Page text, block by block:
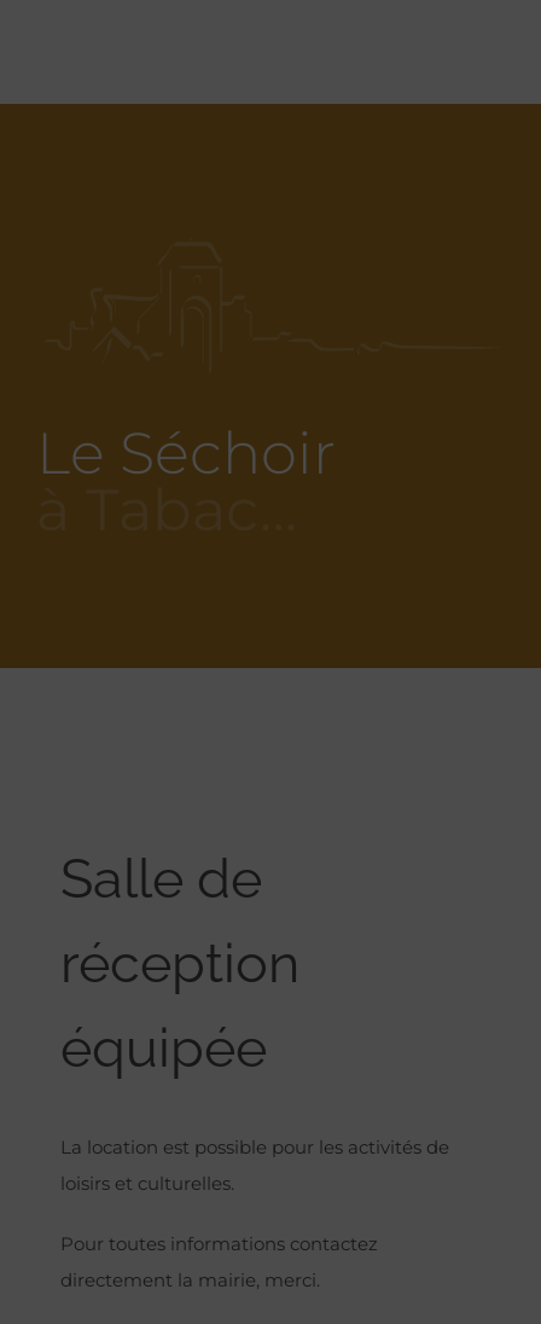
Le Séchoir
Salle de
réception
équipée
La location est possible pour les activités de
loisirs et culturelles.
Pour toutes informations contactez
directement la mairie, merci.